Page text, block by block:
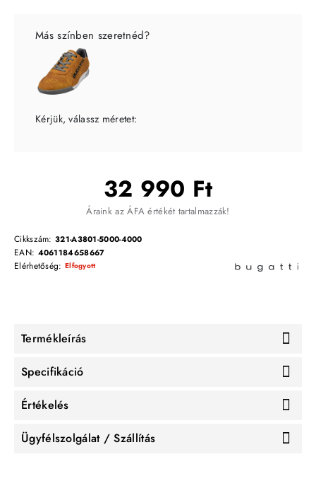
32 990 Ft
Áraink az ÁFA értékét tartalmazzák!
Cikkszám: 321-A3801-5000-4000
EAN: 4061184658667
Elérhetőség: Elfogyott
Más színben szeretnéd?
Kérjük, válassz méretet:
Termékleírás
Specifikáció
Értékelés
Ügyfélszolgálat / Szállítás